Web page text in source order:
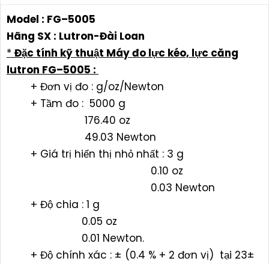
Model : FG–5005
Hãng SX : Lutron-Đài Loan
* Đặc tính kỹ thuật Máy đo lực kéo, lực căng
lutron FG–5005 :
+ Đơn vị đo : g/oz/Newton
+ Tầm đo : 5000 g
176.40 oz
49.03 Newton
+ Giá trị hiển thị nhỏ nhất : 3 g
0.10 oz
0.03 Newton
+ Độ chia : 1 g
0.05 oz
0.01 Newton.
+ Độ chính xác : ± (0.4 % + 2 đơn vị) tại 23±